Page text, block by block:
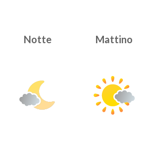
Notte Mattino